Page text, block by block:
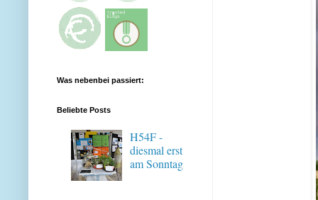
Was nebenbei passiert:
Beliebte Posts
H54F -
diesmal erst
am Sonntag